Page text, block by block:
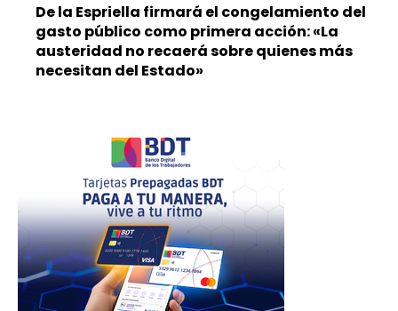
De la Espriella firmará el congelamiento del
gasto público como primera acción: «La
austeridad no recaerá sobre quienes más
necesitan del Estado»